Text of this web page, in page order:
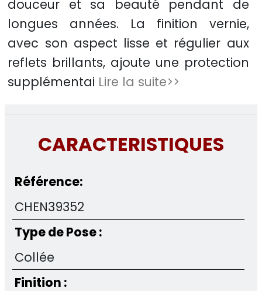
douceur et sa beauté pendant de
longues années. La finition vernie,
avec son aspect lisse et régulier aux
reflets brillants, ajoute une protection
supplémentai Lire la suite>>
CARACTERISTIQUES
Référence:
CHEN39352
Type de Pose :
Collée
Finition :